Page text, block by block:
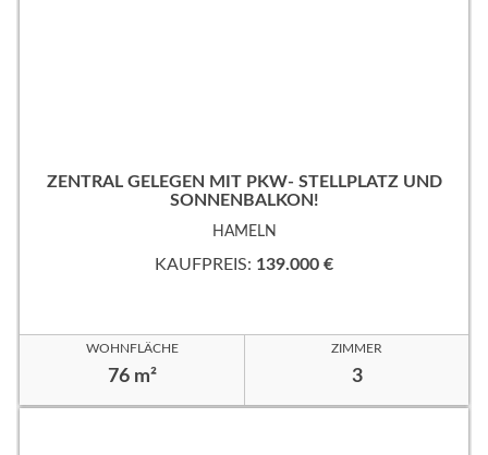
ZENTRAL GELEGEN MIT PKW- STELLPLATZ UND
SONNENBALKON!
HAMELN
KAUFPREIS: 139.000 €
WOHNFLÄCHE
76 m²
ZIMMER
3